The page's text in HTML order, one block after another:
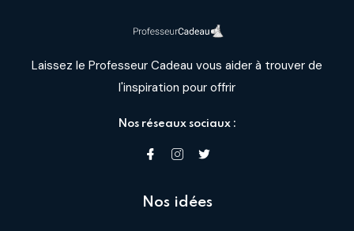
Laissez le Professeur Cadeau vous aider à trouver de
l'inspiration pour offrir
Nos réseaux sociaux :
Nos idées